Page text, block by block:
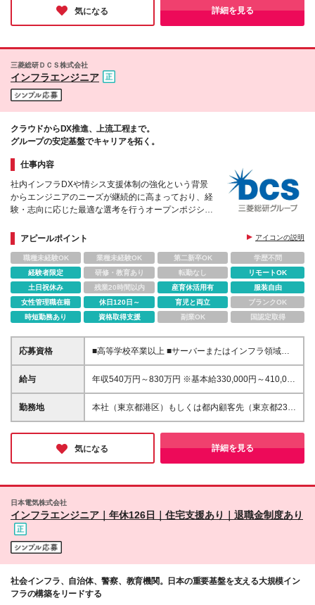
セントタワー 大阪市北区堂島浜1-2-1 新ダイビル
も実施したそう。社内改革のために、多くの制度の確立や取り組
みを行っている同社で長期的に活躍しませんか？
気になる 詳細を見る
三菱総研ＤＣＳ株式会社
インフラエンジニア
クラウドからDX推進、上流工程まで。
グループの安定基盤でキャリアを拓く。
仕事内容
社内インフラDXや情シス支援体制の強化という背景
からエンジニアのニーズが継続的に高まっており、経
験・志向に応じた最適な選考を行うオープンポジショ
アピールポイント
アイコンの説明
職種未経験OK 業種未経験OK 第二新卒OK
学歴不問
経験者限定
研修・教育あり 転勤なし
リモートOK
土日祝休み
残業20時間以内 産育休活用有
服装自由
女性管理職在籍
休日120日～ 育児と両立
ブランクOK
時短勤務あり
資格取得支援 副業OK 国認定取得
応募資格
■高等学校卒業以上 ■サーバーまたはインフラ領域に
おける設計～構築～運用の経験（目安3年以上）
■Windows または Linux 環境での業務経験
給与
年収540万円～830万円 ※基本給330,000円～410,000
円 ※試用期間中の給与・待遇は本採用と同額 ※賃金形
態 月給制 ※6ヶ月の試用期間あり（試用期間中の
勤務地
本社（東京都港区）もしくは都内顧客先（東京都23区
内） 【本社】 東京都港区三田三丁目5番19号 東京三
田ガーデンタワー ※（変更の範囲）会社の定める場
所(テレワークを行う場所を含む)
気になる 詳細を見る
日本電気株式会社
インフラエンジニア｜年休126日｜住宅支援あり｜退職金制度あり
社会インフラ、自治体、警察、教育機関。日本の重要基盤を支える大規模イン
フラの構築をリードする